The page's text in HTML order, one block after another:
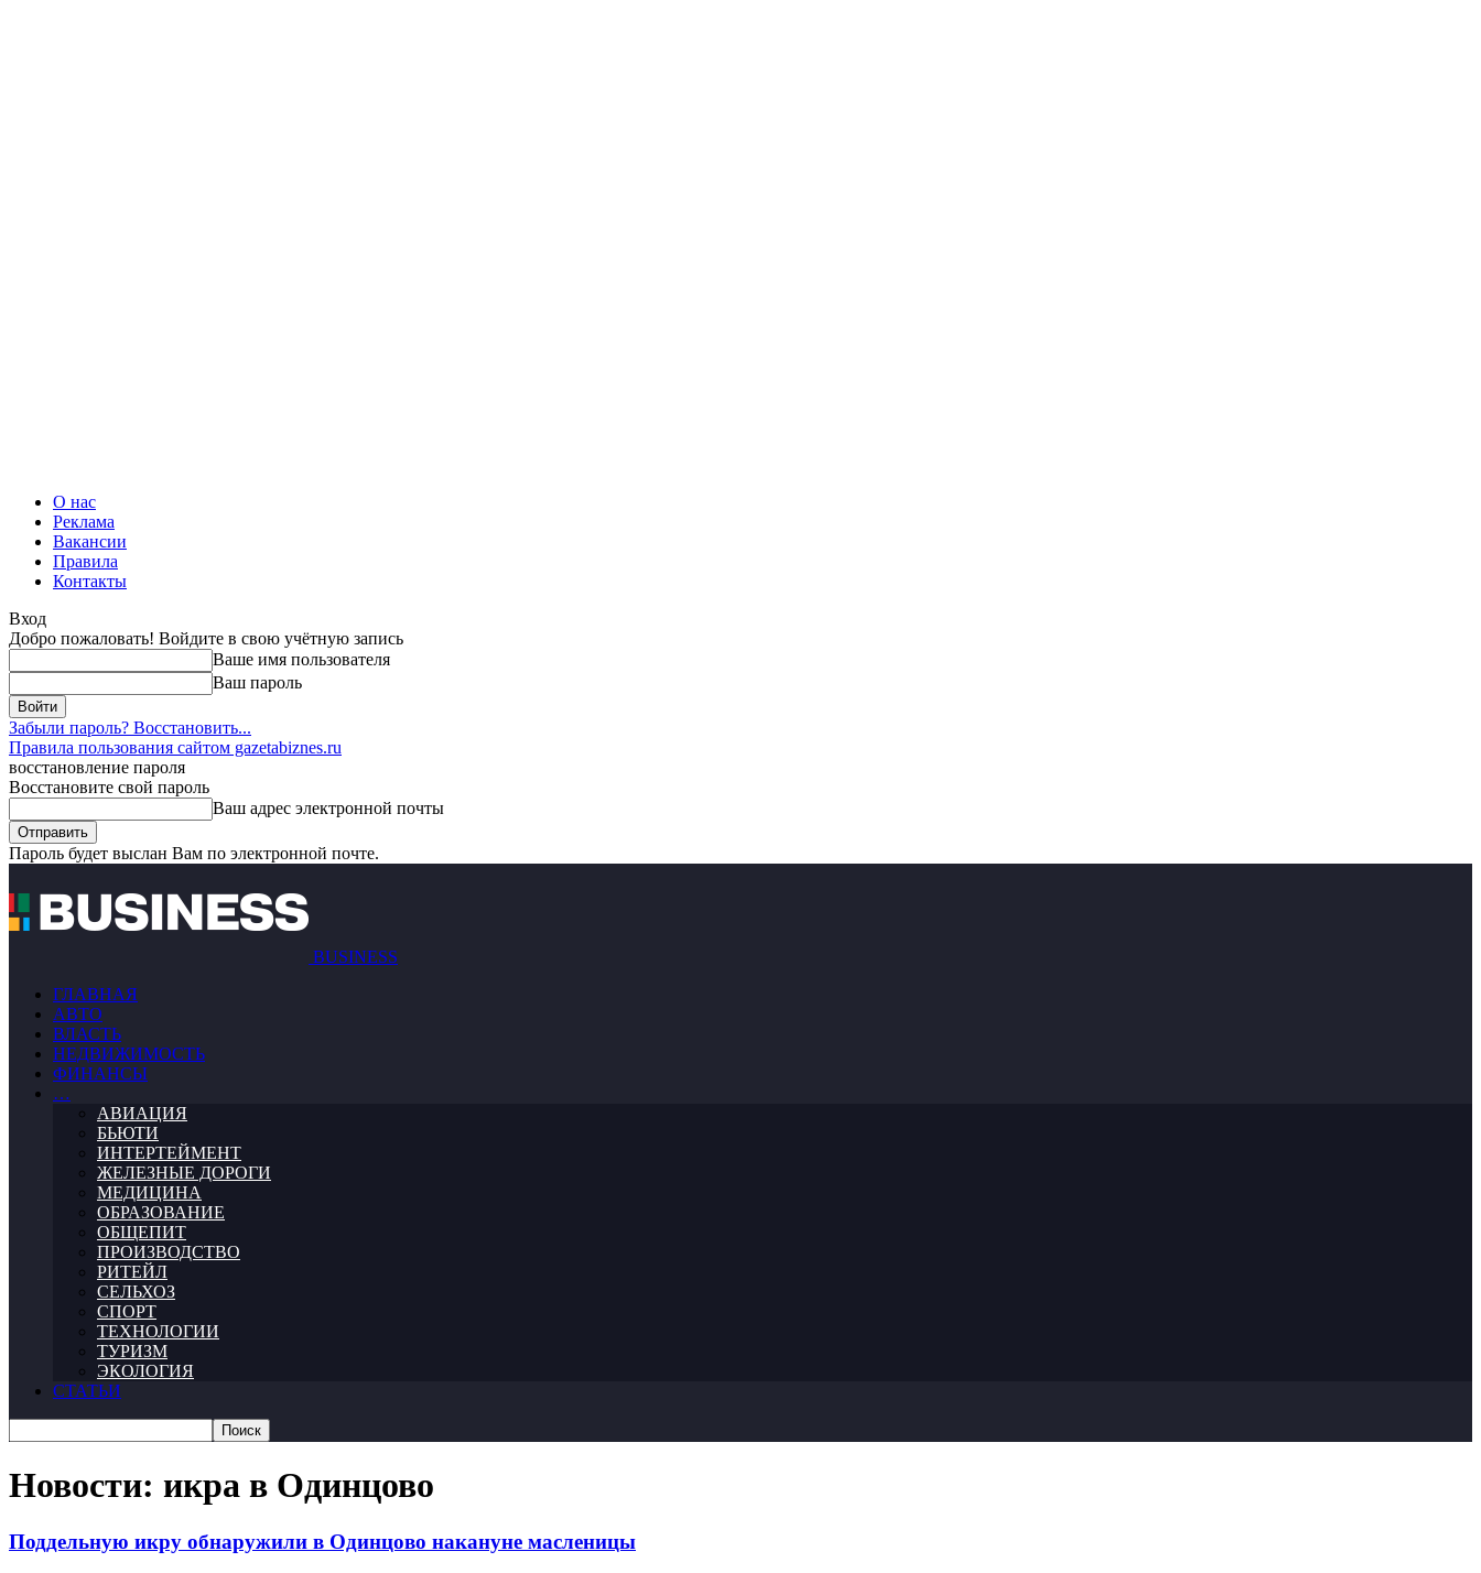
О нас
Реклама
Вакансии
Правила
Контакты
Вход
Добро пожаловать! Войдите в свою учётную запись
Ваше имя пользователя
Ваш пароль
Забыли пароль? Восстановить...
Правила пользования сайтом gazetabiznes.ru
восстановление пароля
Восстановите свой пароль
Ваш адрес электронной почты
Пароль будет выслан Вам по электронной почте.
BUSINESS
ГЛАВНАЯ
АВТО
ВЛАСТЬ
НЕДВИЖИМОСТЬ
ФИНАНСЫ
…
АВИАЦИЯ
БЬЮТИ
ИНТЕРТЕЙМЕНТ
ЖЕЛЕЗНЫЕ ДОРОГИ
МЕДИЦИНА
ОБРАЗОВАНИЕ
ОБЩЕПИТ
ПРОИЗВОДСТВО
РИТЕЙЛ
СЕЛЬХОЗ
СПОРТ
ТЕХНОЛОГИИ
ТУРИЗМ
ЭКОЛОГИЯ
СТАТЬИ
Новости: икра в Одинцово
Поддельную икру обнаружили в Одинцово накануне масленицы